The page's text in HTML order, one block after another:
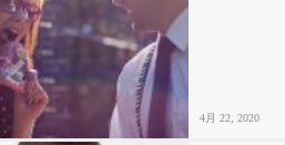
4月 22, 2020